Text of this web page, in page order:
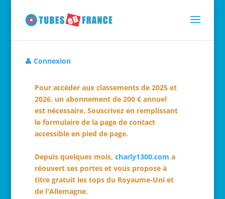
👤 Connexion
Pour accéder aux classements de 2025 et
2026, un abonnement de 200 € annuel
est nécessaire. Souscrivez en remplissant
le formulaire de la page de contact
accessible en pied de page.
Depuis quelques mois, charly1300.com a
réouvert ses portes et vous propose à
titre gratuit les tops du Royaume-Uni et
de l'Allemagne.